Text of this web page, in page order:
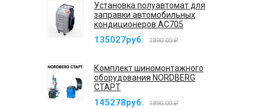
Установка полуавтомат для
заправки автомобильных
кондиционеров AC705
135027руб. 1890.00 ₽
Комплект шиномонтажного
оборудования NORDBERG
СТАРТ
145278руб. 1890.00 ₽